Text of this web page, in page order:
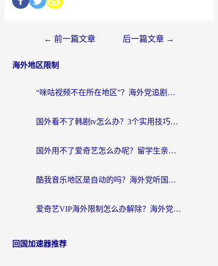
← 前一篇文章 后一篇文章 →
海外地区限制
“咪咕视频不在所在地区”？海外党追剧看片、炒股的救星来了！
国外看不了韩剧tv怎么办？3个实用技巧解决海外追剧难题（附书旗小说&社保查询攻略）
国外用不了爱奇艺怎么办呢？留学生亲测有效的回国加速方案
酷我音乐地区是自动的吗？海外党听国内音乐看视频的真实解决方案
爱奇艺VIP海外限制怎么办解除？海外党追剧看片的终极解决方案
回国加速器推荐